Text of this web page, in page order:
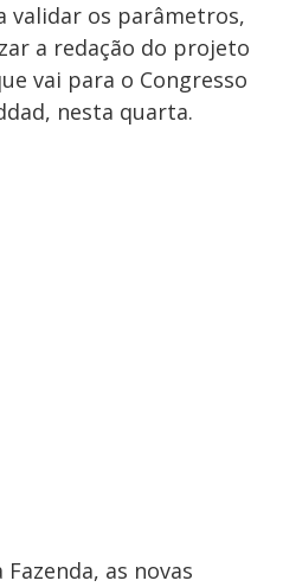
validar os parâmetros,
a redação do projeto
vai para o Congresso
nesta quarta.
as novas